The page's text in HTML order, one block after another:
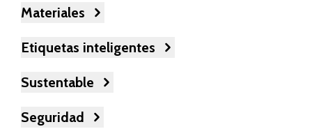
Materiales
Etiquetas inteligentes
Sustentable
Seguridad